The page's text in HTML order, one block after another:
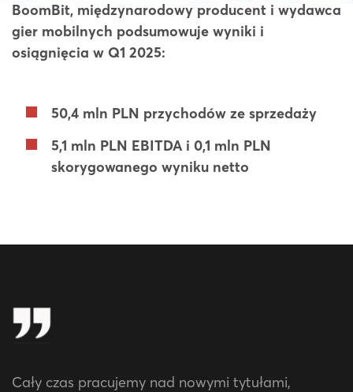
BoomBit, międzynarodowy producent i wydawca
gier mobilnych podsumowuje wyniki i
osiągnięcia w Q1 2025:
50,4 mln PLN przychodów ze sprzedaży
5,1 mln PLN EBITDA i 0,1 mln PLN
skorygowanego wyniku netto
Cały czas pracujemy nad nowymi tytułami,